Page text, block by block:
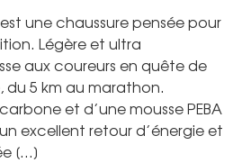
est une chaussure pensée pour
Légère et ultra
aux coureurs en quête de
5 km au marathon.
et d’une mousse PEBA
excellent retour d’énergie et
[…]